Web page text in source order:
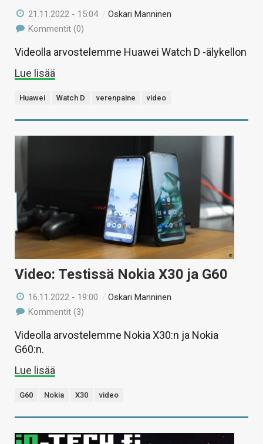
21.11.2022 - 15:04 /Oskari Manninen
Kommentit (0)
Videolla arvostelemme Huawei Watch D -älykellon
Lue lisää
Huawei Watch D verenpaine video
Video: Testissä Nokia X30 ja G60
16.11.2022 - 19:00 /Oskari Manninen
Kommentit (3)
Videolla arvostelemme Nokia X30:n ja Nokia
G60:n.
Lue lisää
G60 Nokia X30 video